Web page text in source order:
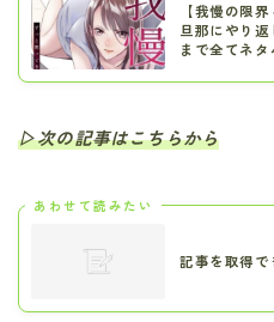
【我慢の限
旦那にやり
まで全てネ
▷次の記事はこちらから
あわせて読みたい
記事を取得で